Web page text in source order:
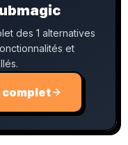
des 1 alternatives
et